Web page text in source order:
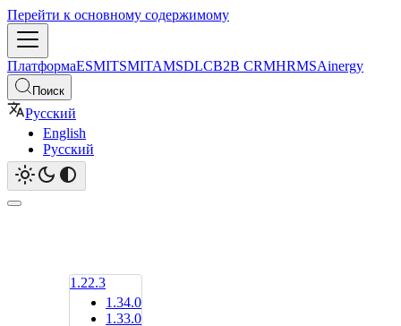
Перейти к основному содержимому
ПлатформаESMITSMITAMSDLCB2B CRMHRMSAinergy
Поиск
Русский
English
Русский
1.22.3
1.34.0
1.33.0